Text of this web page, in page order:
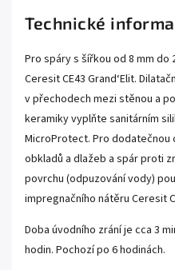
Technické
Pro spáry s šířkou od 8 mm
Ceresit CE43 Grand‘Elit.
v přechodech mezi stěnou a
keramiky vyplňte sanitárním
MicroProtect. Pro dodatečnou
obkladů a dlažeb a spár proti
povrchu (odpuzování vody)
impregnačního nátěru Ceresit
Doba úvodního zrání je cca 3
hodin. Pochozí po 6 hodinách.